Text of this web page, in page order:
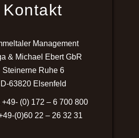
Kontakt
Management
& Michael Ebert GbR
Steinerne Ruhe 6
D-63820 Elsenfeld
+49- (0) 172 – 6 700 800
(0)60 22 – 26 32 31